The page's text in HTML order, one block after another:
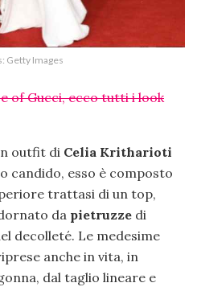
Getty Images
of Gucci, ecco tutti i look
outfit di Celia Kritharioti
candido, esso è composto
trattasi di un top,
da pietruzze di
decolleté. Le medesime
anche in vita, in
dal taglio lineare e